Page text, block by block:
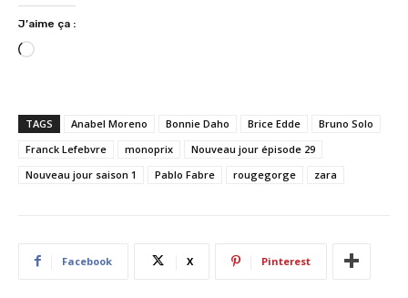
J’aime ça :
C
r
g
e
m
…
TAGS Anabel Moreno Bonnie Daho Brice Edde
Bruno Solo
Franck Lefebvre
monoprix
Nouveau jour épisode 29
Nouveau jour saison 1
Pablo Fabre rougegorge zara
Facebook X Pinterest